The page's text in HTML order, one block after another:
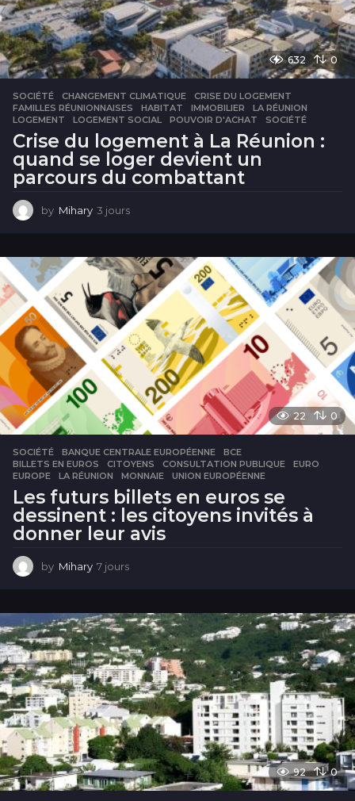
632 0
SOCIÉTÉ CHANGEMENT CLIMATIQUE ,CRISE DU LOGEMENT
FAMILLES RÉUNIONNAISES
,HABITAT ,IMMOBILIER ,LA RÉUNION
LOGEMENT
,LOGEMENT SOCIAL ,POUVOIR D'ACHAT ,SOCIÉTÉ
Crise du logement à La Réunion :
quand se loger devient un
parcours du combattant
by Mihary 3 jours
u
r
s
22 0
SOCIÉTÉ BANQUE CENTRALE EUROPÉENNE ,BCE
BILLETS EN EUROS
,CITOYENS ,CONSULTATION PUBLIQUE ,EURO
EUROPE
,LA RÉUNION ,MONNAIE ,UNION EUROPÉENNE
Les futurs billets en euros se
dessinent : les citoyens invités à
donner leur avis
by Mihary 7 jours
u
r
92 0